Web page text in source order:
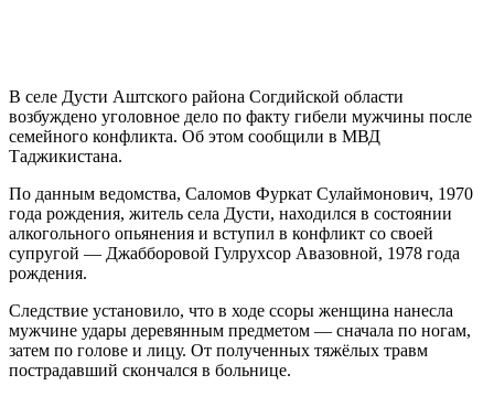
В селе Дусти Аштского района Согдийской области
возбуждено уголовное дело по факту гибели мужчины после
семейного конфликта. Об этом сообщили в МВД
Таджикистана.
По данным ведомства, Саломов Фуркат Сулаймонович, 1970
года рождения, житель села Дусти, находился в состоянии
алкогольного опьянения и вступил в конфликт со своей
супругой — Джабборовой Гулрухсор Авазовной, 1978 года
рождения.
Следствие установило, что в ходе ссоры женщина нанесла
мужчине удары деревянным предметом — сначала по ногам,
затем по голове и лицу. От полученных тяжёлых травм
пострадавший скончался в больнице.